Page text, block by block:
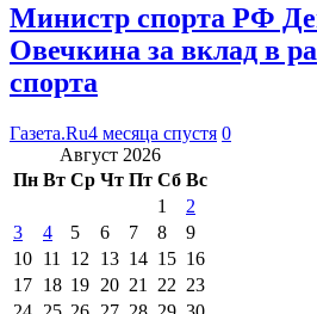
Министр спорта РФ
Овечкина за вклад в
спорта
Газета.Ru4 месяца спустя 0
Август 2026
Пн Вт Ср Чт Пт Сб Вс
1
2
3
4 5 6 7 8
9
10 11 12 13 14 15 16
17 18 19 20 21 22 23